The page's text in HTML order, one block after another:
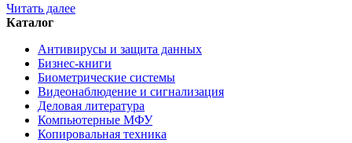
Читать далее
Каталог
Антивирусы и защита данных
Бизнес-книги
Биометрические системы
Видеонаблюдение и сигнализация
Деловая литература
Компьютерные МФУ
Копировальная техника